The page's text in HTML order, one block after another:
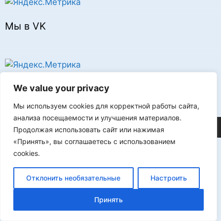
We value your privacy
Мы используем cookies для корректной работы сайта,
анализа посещаемости и улучшения материалов.
Продолжая использовать сайт или нажимая
«Принять», вы соглашаетесь с использованием
cookies.
Отклонить необязательные Настроить
Принять
Мы в VK
Реклама
©2026 FLProg